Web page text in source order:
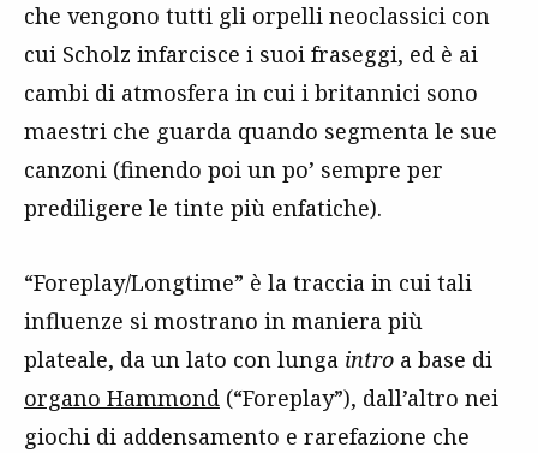
che vengono tutti gli orpelli neoclassici con
cui Scholz infarcisce i suoi fraseggi, ed è ai
cambi di atmosfera in cui i britannici sono
maestri che guarda quando segmenta le sue
canzoni (finendo poi un po’ sempre per
prediligere le tinte più enfatiche).
“Foreplay/Longtime” è la traccia in cui tali
influenze si mostrano in maniera più
plateale, da un lato con lunga intro a base di
organo Hammond (“Foreplay”), dall’altro nei
giochi di addensamento e rarefazione che